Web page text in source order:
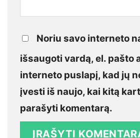
Noriu savo interneto
išsaugoti vardą, el. pašto
interneto puslapį, kad jų
įvesti iš naujo, kai kitą
parašyti komentarą.